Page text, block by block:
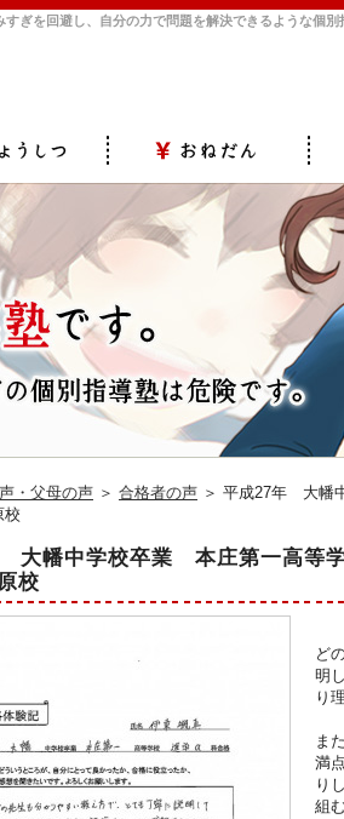
ぎを回避し、自分の力で問題を解決できるような個別
・父母の声 ＞ 合格者の声 ＞ 平成27年 大
大幡中学校卒業 本庄第一高等
校
ど
明
り
ま
満
り
組